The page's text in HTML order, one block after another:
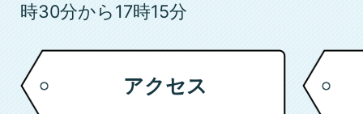
時30分から17時15分
アクセス